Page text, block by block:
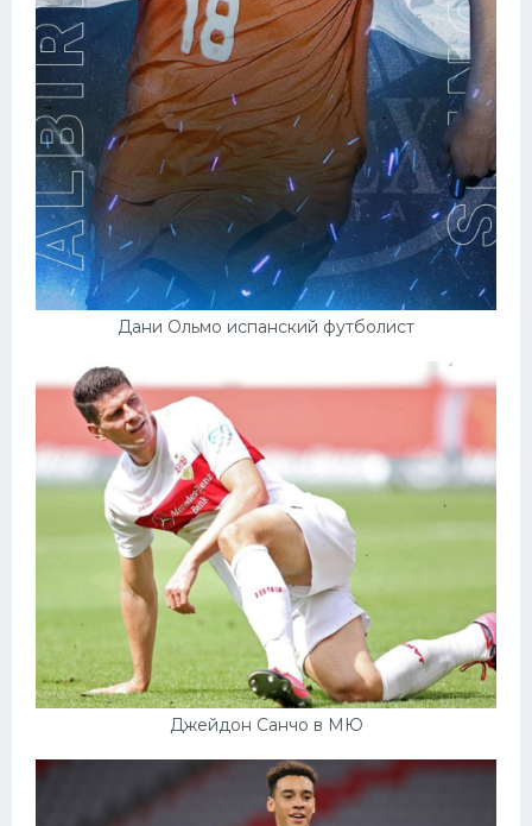
Дани Ольмо испанский футболист
Джейдон Санчо в МЮ